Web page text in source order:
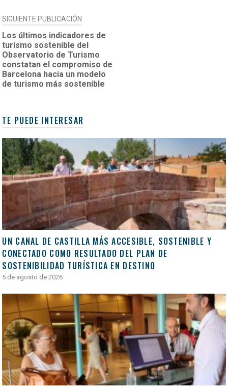
SIGUIENTE PUBLICACIÓN
Los últimos indicadores de
turismo sostenible del
Observatorio de Turismo
constatan el compromiso de
Barcelona hacia un modelo
de turismo más sostenible
TE PUEDE INTERESAR
UN CANAL DE CASTILLA MÁS ACCESIBLE, SOSTENIBLE Y
CONECTADO COMO RESULTADO DEL PLAN DE
SOSTENIBILIDAD TURÍSTICA EN DESTINO
5 de agosto de 2026